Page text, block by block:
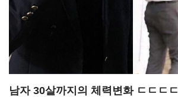
남자 30살까지의 체력변화 ㄷㄷㄷㄷ